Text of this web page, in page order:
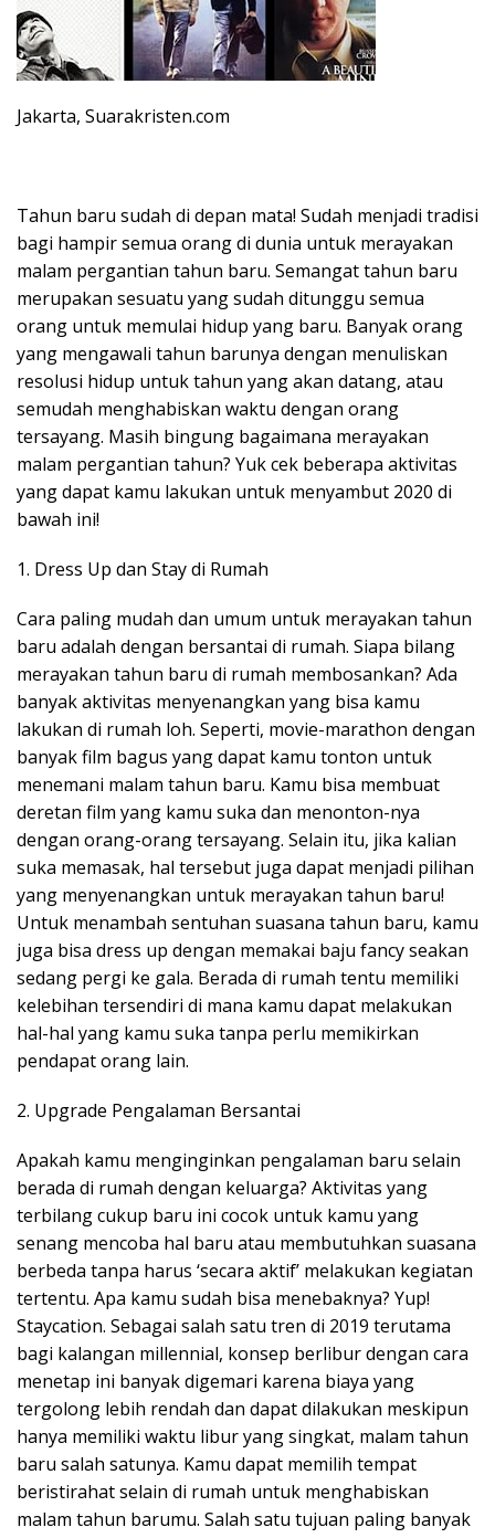
Jakarta, Suarakristen.com
Tahun baru sudah di depan mata! Sudah menjadi tradisi
bagi hampir semua orang di dunia untuk merayakan
malam pergantian tahun baru. Semangat tahun baru
merupakan sesuatu yang sudah ditunggu semua
orang untuk memulai hidup yang baru. Banyak orang
yang mengawali tahun barunya dengan menuliskan
resolusi hidup untuk tahun yang akan datang, atau
semudah menghabiskan waktu dengan orang
tersayang. Masih bingung bagaimana merayakan
malam pergantian tahun? Yuk cek beberapa aktivitas
yang dapat kamu lakukan untuk menyambut 2020 di
bawah ini!
1. Dress Up dan Stay di Rumah
Cara paling mudah dan umum untuk merayakan tahun
baru adalah dengan bersantai di rumah. Siapa bilang
merayakan tahun baru di rumah membosankan? Ada
banyak aktivitas menyenangkan yang bisa kamu
lakukan di rumah loh. Seperti, movie-marathon dengan
banyak film bagus yang dapat kamu tonton untuk
menemani malam tahun baru. Kamu bisa membuat
deretan film yang kamu suka dan menonton-nya
dengan orang-orang tersayang. Selain itu, jika kalian
suka memasak, hal tersebut juga dapat menjadi pilihan
yang menyenangkan untuk merayakan tahun baru!
Untuk menambah sentuhan suasana tahun baru, kamu
juga bisa dress up dengan memakai baju fancy seakan
sedang pergi ke gala. Berada di rumah tentu memiliki
kelebihan tersendiri di mana kamu dapat melakukan
hal-hal yang kamu suka tanpa perlu memikirkan
pendapat orang lain.
2. Upgrade Pengalaman Bersantai
Apakah kamu menginginkan pengalaman baru selain
berada di rumah dengan keluarga? Aktivitas yang
terbilang cukup baru ini cocok untuk kamu yang
senang mencoba hal baru atau membutuhkan suasana
berbeda tanpa harus ‘secara aktif’ melakukan kegiatan
tertentu. Apa kamu sudah bisa menebaknya? Yup!
Staycation. Sebagai salah satu tren di 2019 terutama
bagi kalangan millennial, konsep berlibur dengan cara
menetap ini banyak digemari karena biaya yang
tergolong lebih rendah dan dapat dilakukan meskipun
hanya memiliki waktu libur yang singkat, malam tahun
baru salah satunya. Kamu dapat memilih tempat
beristirahat selain di rumah untuk menghabiskan
malam tahun barumu. Salah satu tujuan paling banyak